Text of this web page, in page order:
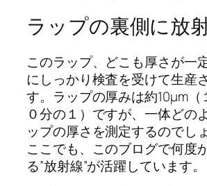
ラップの裏側に放
このラップ、どこも厚さが一
にしっかり検査を受けて生産
す。ラップの厚みは約10µm（
０分の１）ですが、一体どの
ップの厚さを測定するのでし
ここでも、このブログで何度
る”放射線”が活躍しています。